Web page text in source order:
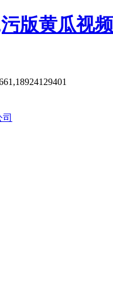
版黄瓜视